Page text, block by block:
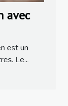
avec
est un
Le...